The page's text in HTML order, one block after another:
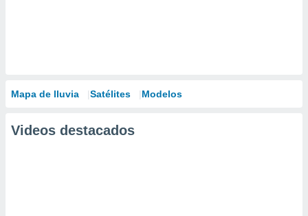
Mapa de lluvia Satélites Modelos
Videos destacados